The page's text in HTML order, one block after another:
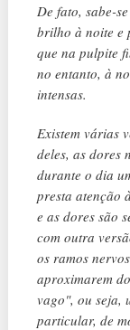
De fato, sabe-
brilho à noite e
que na pulpite
no entanto, à
intensas.
Existem várias
deles, as dores
durante o dia
presta atenção
e as dores são
com outra
os ramos
aproximarem
vago", ou seja,
particular, de